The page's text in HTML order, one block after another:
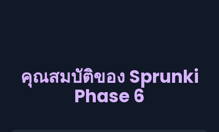
คุณสมบัติของ Sprunki
Phase 6